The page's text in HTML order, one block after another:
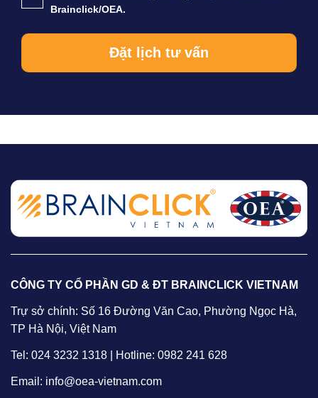
Brainclick/OEA.
CÔNG TY CỔ PHẦN GD & ĐT BRAINCLICK VIETNAM
Trự sở chính: Số 16 Đường Văn Cao, Phường Ngọc Hà,
TP Hà Nội, Việt Nam
Tel: 024 3232 1318 | Hotline: 0982 241 628
Email: info@oea-vietnam.com